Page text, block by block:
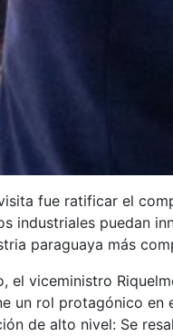
fue ratificar el
industriales puedan
paraguaya más
el viceministro
un rol protagónico
de alto nivel: Se